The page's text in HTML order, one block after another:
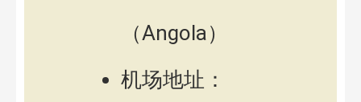
（Angola）
机场地址：